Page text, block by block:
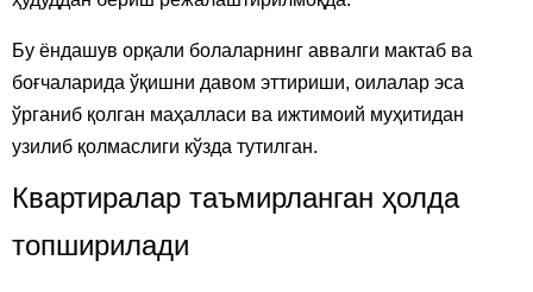
Бу ёндашув орқали болаларнинг аввалги мактаб ва
боғчаларида ўқишни давом эттириши, оилалар эса
ўрганиб қолган маҳалласи ва ижтимоий муҳитидан
узилиб қолмаслиги кўзда тутилган.
Квартиралар таъмирланган ҳолда
топширилади